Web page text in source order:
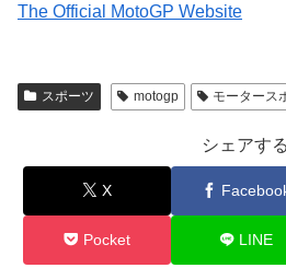
The Official MotoGP Website
スポーツ motogp モータース
シェアする
X
Pocket LINE